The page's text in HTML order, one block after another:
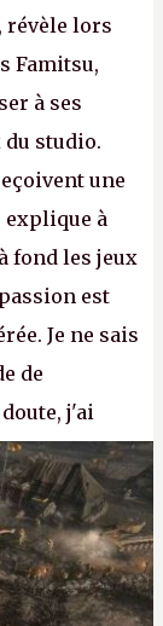
, révèle lors
Famitsu,
à ses
studio.
une
à
fond les jeux
est
Je ne sais
de
j'ai
une